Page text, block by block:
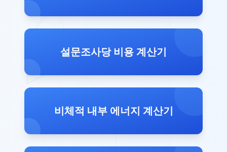
설문조사당 비용 계산기
비체적 내부 에너지 계산기